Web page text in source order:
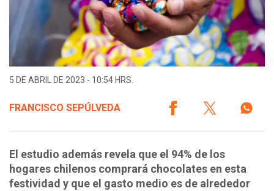
5 DE ABRIL DE 2023 - 10:54 HRS.
FRANCISCO SEPÚLVEDA
El estudio además revela que el 94% de los
hogares chilenos comprará chocolates en esta
festividad y que el gasto medio es de alrededor